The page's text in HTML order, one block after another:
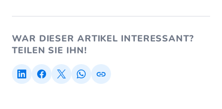
WAR DIESER ARTIKEL INTERESSANT?
TEILEN SIE IHN!